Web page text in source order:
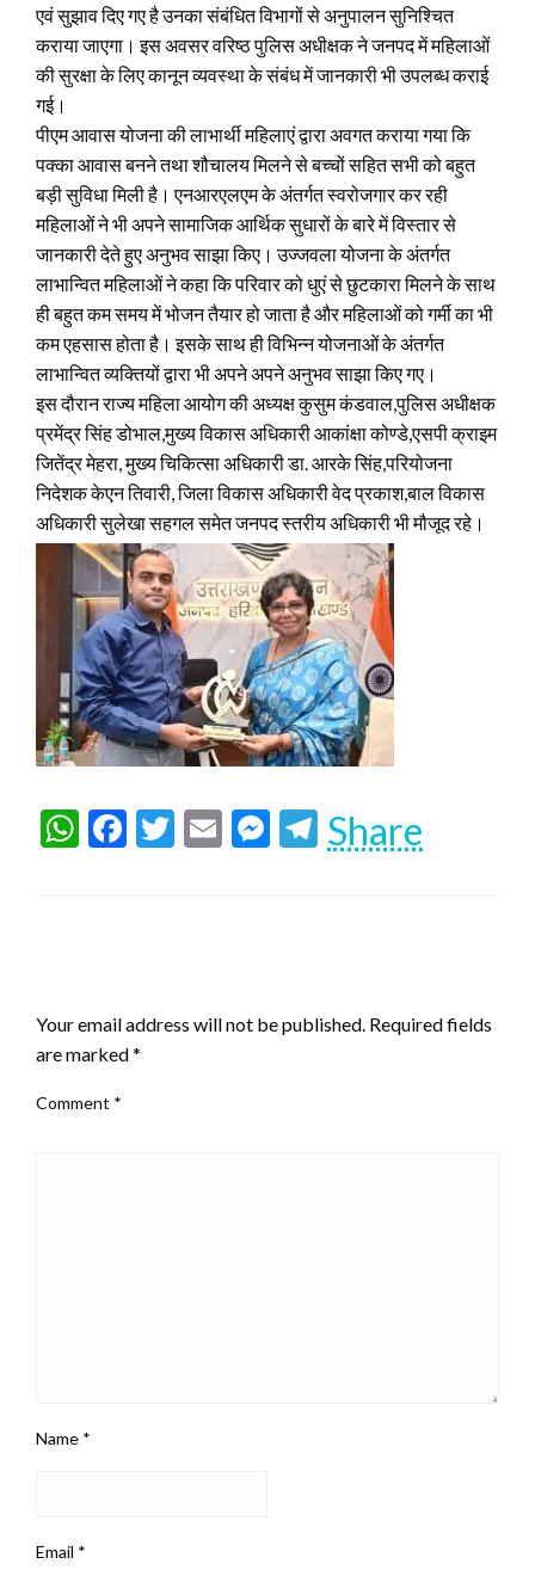
एवं सुझाव दिए गए है उनका संबंधित विभागों से अनुपालन सुनिश्चित
कराया जाएगा। इस अवसर वरिष्ठ पुलिस अधीक्षक ने जनपद में महिलाओं
की सुरक्षा के लिए कानून व्यवस्था के संबंध में जानकारी भी उपलब्ध कराई
गई।
पीएम आवास योजना की लाभार्थी महिलाएं द्वारा अवगत कराया गया कि
पक्का आवास बनने तथा शौचालय मिलने से बच्चों सहित सभी को बहुत
बड़ी सुविधा मिली है। एनआरएलएम के अंतर्गत स्वरोजगार कर रही
महिलाओं ने भी अपने सामाजिक आर्थिक सुधारों के बारे में विस्तार से
जानकारी देते हुए अनुभव साझा किए। उज्जवला योजना के अंतर्गत
लाभान्वित महिलाओं ने कहा कि परिवार को धुएं से छुटकारा मिलने के साथ
ही बहुत कम समय में भोजन तैयार हो जाता है और महिलाओं को गर्मी का भी
कम एहसास होता है। इसके साथ ही विभिन्न योजनाओं के अंतर्गत
लाभान्वित व्यक्तियों द्वारा भी अपने अपने अनुभव साझा किए गए।
इस दौरान राज्य महिला आयोग की अध्यक्ष कुसुम कंडवाल,पुलिस अधीक्षक
प्रमेंद्र सिंह डोभाल,मुख्य विकास अधिकारी आकांक्षा कोण्डे,एसपी क्राइम
जितेंद्र मेहरा, मुख्य चिकित्सा अधिकारी डा. आरके सिंह,परियोजना
निदेशक केएन तिवारी, जिला विकास अधिकारी वेद प्रकाश,बाल विकास
अधिकारी सुलेखा सहगल समेत जनपद स्तरीय अधिकारी भी मौजूद रहे।
WhatsApp
Facebook
Twitter
EmailMessenger
Telegram
Share
Your email address will not be published. Required fields
are marked*
Comment *
Name *
Email *